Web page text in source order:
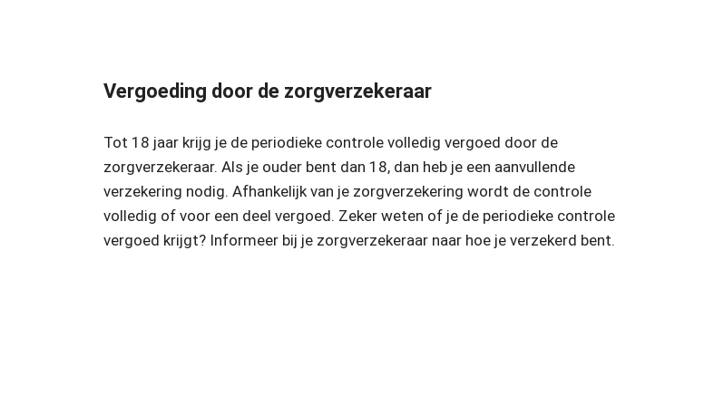
Vergoeding door de zorgverzekeraar
Tot 18 jaar krijg je de periodieke controle volledig vergoed door de
zorgverzekeraar. Als je ouder bent dan 18, dan heb je een aanvullende
verzekering nodig. Afhankelijk van je zorgverzekering wordt de controle
volledig of voor een deel vergoed. Zeker weten of je de periodieke controle
vergoed krijgt? Informeer bij je zorgverzekeraar naar hoe je verzekerd bent.